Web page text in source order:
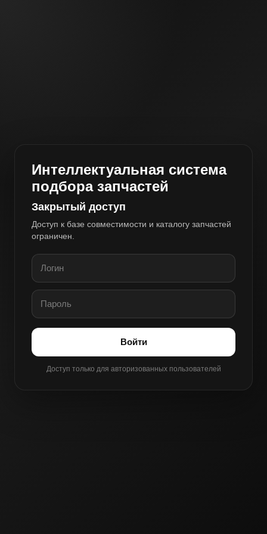
Интеллектуальная система
подбора запчастей
Закрытый доступ
Доступ к базе совместимости и каталогу запчастей
ограничен.
Войти
Доступ только для авторизованных пользователей